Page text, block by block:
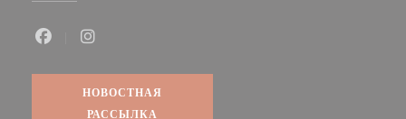
НОВОСТНАЯ
РАССЫЛКА